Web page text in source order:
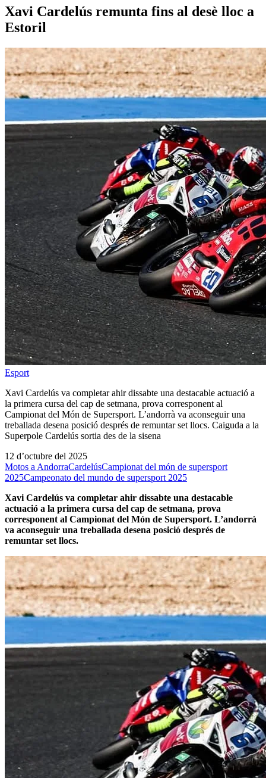
Xavi Cardelús remunta fins al desè lloc a
Estoril
Esport
Xavi Cardelús va completar ahir dissabte una destacable actuació a
la primera cursa del cap de setmana, prova corresponent al
Campionat del Món de Supersport. L’andorrà va aconseguir una
treballada desena posició després de remuntar set llocs. Caiguda a la
Superpole Cardelús sortia des de la sisena
12 d’octubre del 2025
Motos a AndorraCardelúsCampionat del món de supersport
2025Campeonato del mundo de supersport 2025
Xavi Cardelús va completar ahir dissabte una destacable
actuació a la primera cursa del cap de setmana, prova
corresponent al Campionat del Món de Supersport. L’andorrà
va aconseguir una treballada desena posició després de
remuntar set llocs.